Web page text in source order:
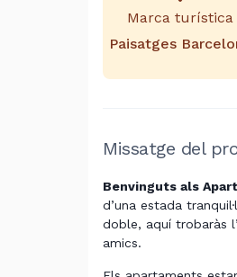
Marca turística
Paisatges
Missatge del
Benvinguts als
d’una estada
doble, aquí trobaràs
amics.